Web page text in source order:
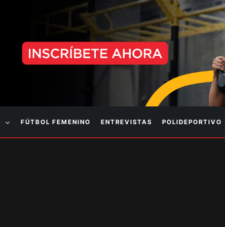
FÚTBOL FEMENINO ENTREVISTAS POLIDEPORTIVO